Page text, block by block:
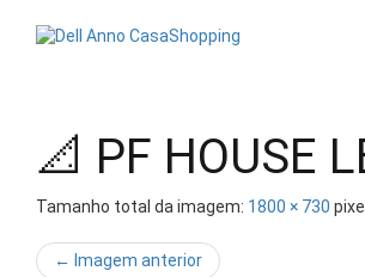
Pular
para
📐 PF HOUSE
Tamanho total da imagem: 1800 × 730
← Imagem anterior